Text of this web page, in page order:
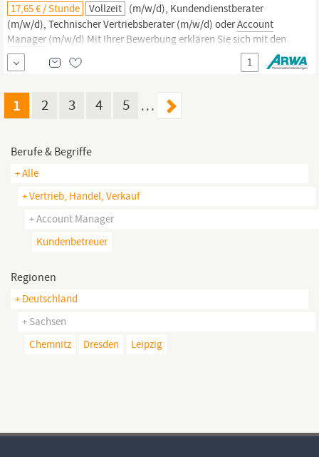
17,65 € / Stunde Vollzeit (m/w/d), Kundendienstberater
(m/w/d), Technischer Vertriebsberater (m/w/d) oderAccount
Manager (m/w/d) Mit Ihrer Bewerbung erklären Sie sich mit den
Datenschutzrichtlinien der Firma ARWA Personaldienstleistungen
GmbH einverstanden. Diese finden Sie auf unserer Homepage
1
1 2 3 4 5 …
Berufe & Begriffe
+ Alle
+ Vertrieb, Handel, Verkauf
+ Account Manager
Kundenbetreuer
Regionen
+ Deutschland
+ Sachsen
Chemnitz
Dresden Leipzig